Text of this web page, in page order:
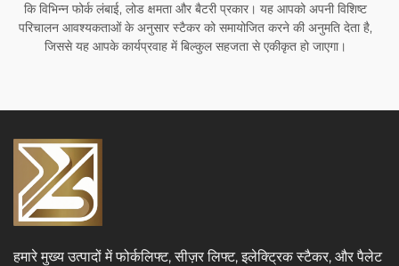
कि विभिन्न फोर्क लंबाई, लोड क्षमता और बैटरी प्रकार। यह आपको अपनी विशिष्ट
परिचालन आवश्यकताओं के अनुसार स्टैकर को समायोजित करने की अनुमति देता है,
जिससे यह आपके कार्यप्रवाह में बिल्कुल सहजता से एकीकृत हो जाएगा।
हमारे मुख्य उत्पादों में फोर्कलिफ्ट, सीज़र लिफ्ट, इलेक्ट्रिक स्टैकर, और पैलेट